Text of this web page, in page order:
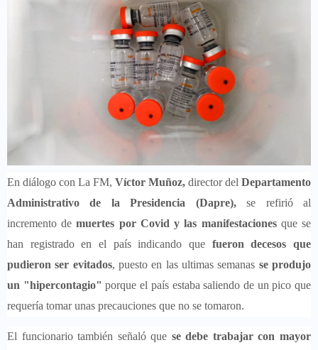
En diálogo con La FM, Víctor Muñoz, director del Departamento
Administrativo de la Presidencia (Dapre),se refirió al
incremento demuertes por Covid y las manifestaciones que se
han registrado en el país indicando que fueron decesos que
pudieron ser evitados, puesto en las ultimas semanas se produjo
un "hipercontagio" porque el país estaba saliendo de un pico que
requería tomar unas precauciones que no se tomaron.
El funcionario también señaló que se debe trabajar con mayor